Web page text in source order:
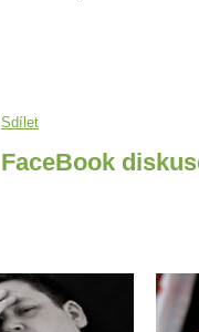
Sdílet
FaceBook